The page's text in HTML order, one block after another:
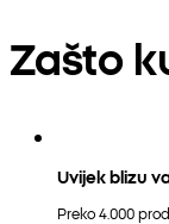
Zašto
Uvijek blizu
Preko 4.000